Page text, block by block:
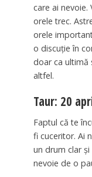
care ai nevoie.
orele trec.
orele
o discuție în
doar ca ultimă
altfel.
Taur: 20
Faptul că te
fi cuceritor. Ai
un drum clar
nevoie de o